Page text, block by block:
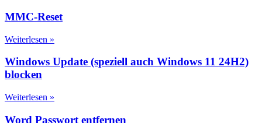
MMC-Reset
Weiterlesen »
Windows Update (speziell auch Windows 11 24H2)
blocken
Weiterlesen »
Word Passwort entfernen